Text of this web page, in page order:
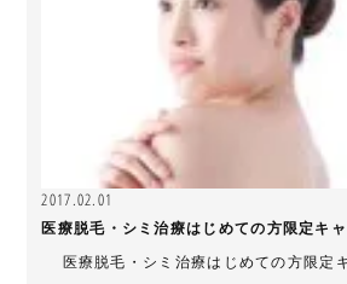
2017.02.01
医療脱毛・シミ治療はじめての方限定キ
医療脱毛・シミ治療はじめての方限定